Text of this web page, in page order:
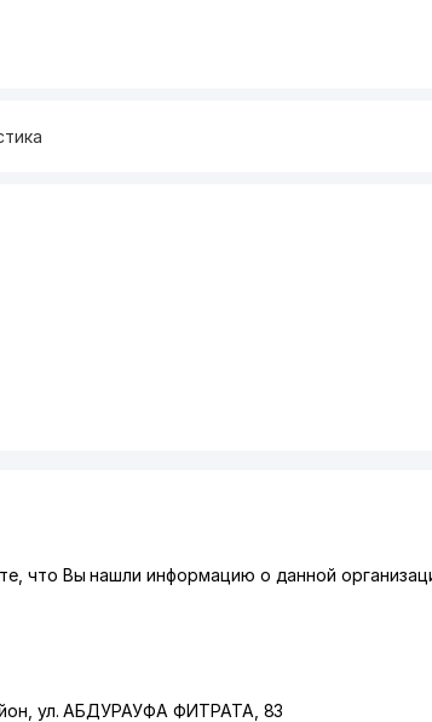
что Вы нашли информацию о данной
ул. АБДУРАУФА ФИТРАТА , 83